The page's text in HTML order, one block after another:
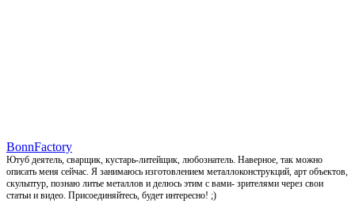
BonnFactory
Ютуб деятель, сварщик, кустарь-литейщик, любознатель. Наверное, так можно
описать меня сейчас. Я занимаюсь изготовлением металлоконструкций, арт объектов,
скульптур, познаю литье металлов и делюсь этим с вами- зрителями через свои
статьи и видео. Присоединяйтесь, будет интересно! ;)